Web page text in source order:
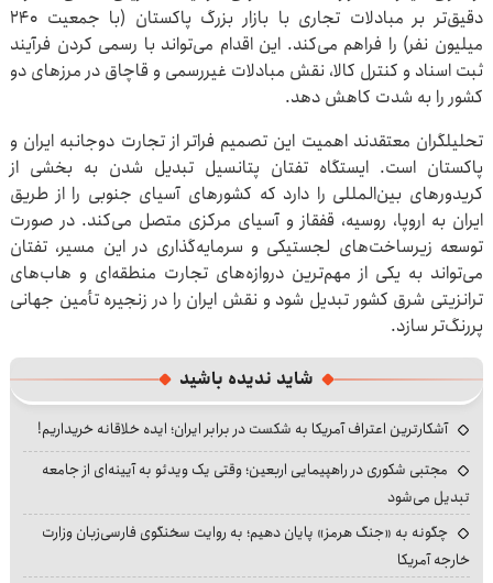
دقیق‌تر بر مبادلات تجاری با بازار بزرگ پاکستان (با جمعیت ۲۴۰
میلیون نفر) را فراهم می‌کند. این اقدام می‌تواند با رسمی کردن فرآیند
ثبت اسناد و کنترل کالا، نقش مبادلات غیررسمی و قاچاق در مرزهای دو
کشور را به شدت کاهش دهد.
تحلیلگران معتقدند اهمیت این تصمیم فراتر از تجارت دوجانبه ایران و
پاکستان است. ایستگاه تفتان پتانسیل تبدیل شدن به بخشی از
کریدورهای بین‌المللی را دارد که کشورهای آسیای جنوبی را از طریق
ایران به اروپا، روسیه، قفقاز و آسیای مرکزی متصل می‌کند. در صورت
توسعه زیرساخت‌های لجستیکی و سرمایه‌گذاری در این مسیر، تفتان
می‌تواند به یکی از مهم‌ترین دروازه‌های تجارت منطقه‌ای و هاب‌های
ترانزیتی شرق کشور تبدیل شود و نقش ایران را در زنجیره تأمین جهانی
پررنگ‌تر سازد.
شاید ندیده باشید
آشکارترین اعتراف آمریکا به شکست در برابر ایران؛ ایده خلاقانه خریداریم!
مجتبی شکوری در راهپیمایی اربعین؛ وقتی یک ویدئو به آیینه‌ای از جامعه
تبدیل می‌شود
چگونه به «جنگ هرمز» پایان دهیم؛ به روایت سخنگوی فارسی‌زبان وزارت
خارجه آمریکا